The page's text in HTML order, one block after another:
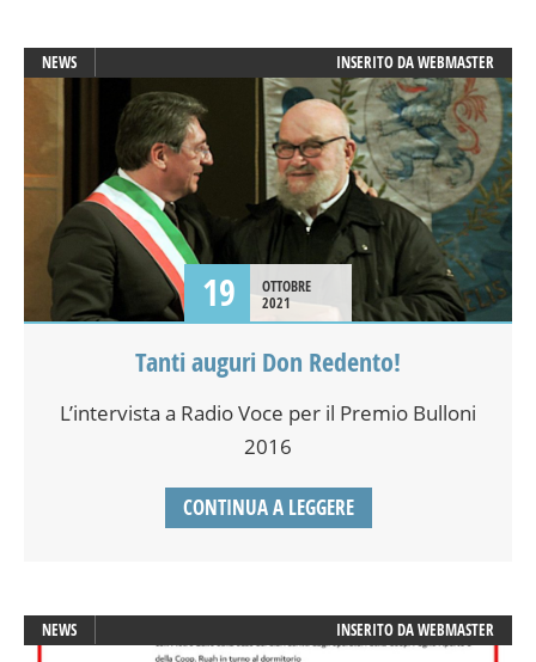
NEWS INSERITO DAWEBMASTER
19
OTTOBRE
2021
Tanti auguri Don Redento!
L’intervista a Radio Voce per il Premio Bulloni
2016
CONTINUA A LEGGERE
NEWS INSERITO DAWEBMASTER